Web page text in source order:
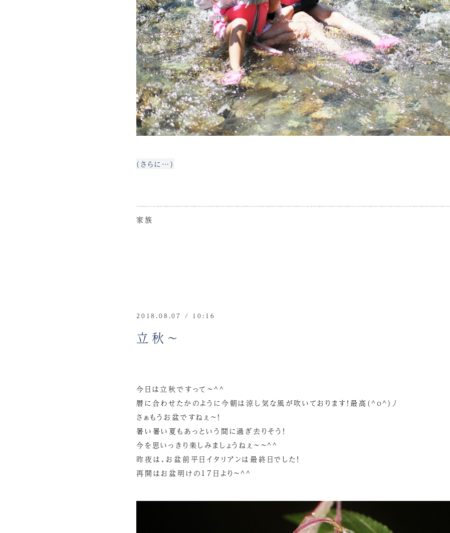
(さらに…)
家族
2018.08.07 / 10:16
立秋～
今日は立秋ですって～^^
暦に合わせたかのように今朝は涼し気な風が吹いております！最高(^o^)丿
さぁもうお盆ですねぇ～！
暑い暑い夏もあっという間に過ぎ去りそう！
今を思いっきり楽しみましょうねぇ～～^^
昨夜は、お盆前平日イタリアンは最終日でした！
再開はお盆明けの17日より～^^